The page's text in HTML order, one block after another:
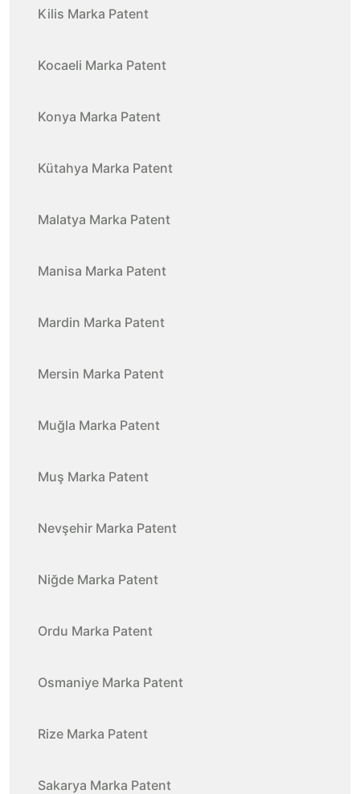
Kilis Marka Patent
Kocaeli Marka Patent
Konya Marka Patent
Kütahya Marka Patent
Malatya Marka Patent
Manisa Marka Patent
Mardin Marka Patent
Mersin Marka Patent
Muğla Marka Patent
Muş Marka Patent
Nevşehir Marka Patent
Niğde Marka Patent
Ordu Marka Patent
Osmaniye Marka Patent
Rize Marka Patent
Sakarya Marka Patent